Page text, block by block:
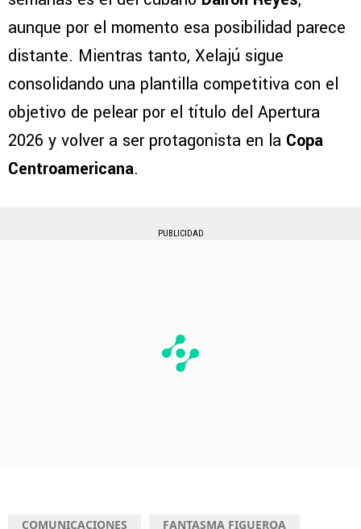
aunque por el momento esa posibilidad parece
distante. Mientras tanto, Xelajú sigue
consolidando una plantilla competitiva con el
objetivo de pelear por el título del Apertura
2026 y volver a ser protagonista en la Copa
Centroamericana.
PUBLICIDAD
COMUNICACIONES
FANTASMA FIGUEROA